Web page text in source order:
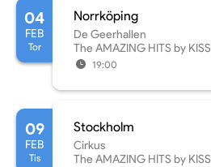
04
FEB
Tor
Norrköping
De Geerhallen
The AMAZING HITS by KISS
19:00
09
FEB
Tis
Stockholm
Cirkus
The AMAZING HITS by KISS